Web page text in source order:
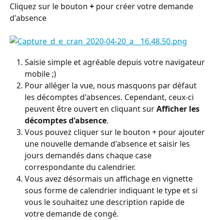
Cliquez sur le bouton + pour créer votre demande
d'absence
Saisie simple et agréable depuis votre navigateur
mobile ;)
Pour alléger la vue, nous masquons par défaut
les décomptes d'absences. Cependant, ceux-ci
peuvent être ouvert en cliquant sur Afficher les
décomptes d'absence.
Vous pouvez cliquer sur le bouton + pour ajouter
une nouvelle demande d'absence et saisir les
jours demandés dans chaque case
correspondante du calendrier.
Vous avez désormais un affichage en vignette
sous forme de calendrier indiquant le type et si
vous le souhaitez une description rapide de
votre demande de congé.